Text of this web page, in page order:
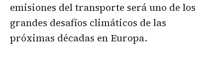
emisiones del transporte será uno de los
grandes desafíos climáticos de las
próximas décadas en Europa.